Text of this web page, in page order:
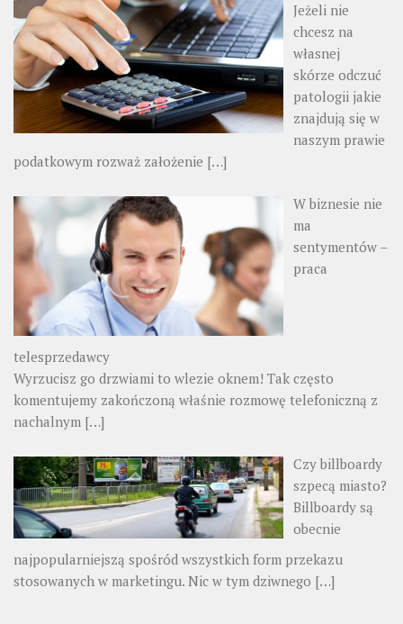
Jeżeli nie
chcesz na
własnej
skórze odczuć
patologii jakie
znajdują się w
naszym prawie
podatkowym rozważ założenie […]
W biznesie nie
ma
sentymentów –
praca
telesprzedawcy
Wyrzucisz go drzwiami to wlezie oknem! Tak często
komentujemy zakończoną właśnie rozmowę telefoniczną z
nachalnym […]
Czy billboardy
szpecą miasto?
Billboardy są
obecnie
najpopularniejszą spośród wszystkich form przekazu
stosowanych w marketingu. Nic w tym dziwnego […]